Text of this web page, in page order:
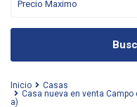
Inicio
Casas
Casa nueva en venta
a)